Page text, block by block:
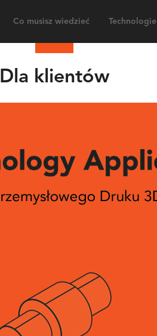
Co musisz wiedzieć Technologie
Dla klientów